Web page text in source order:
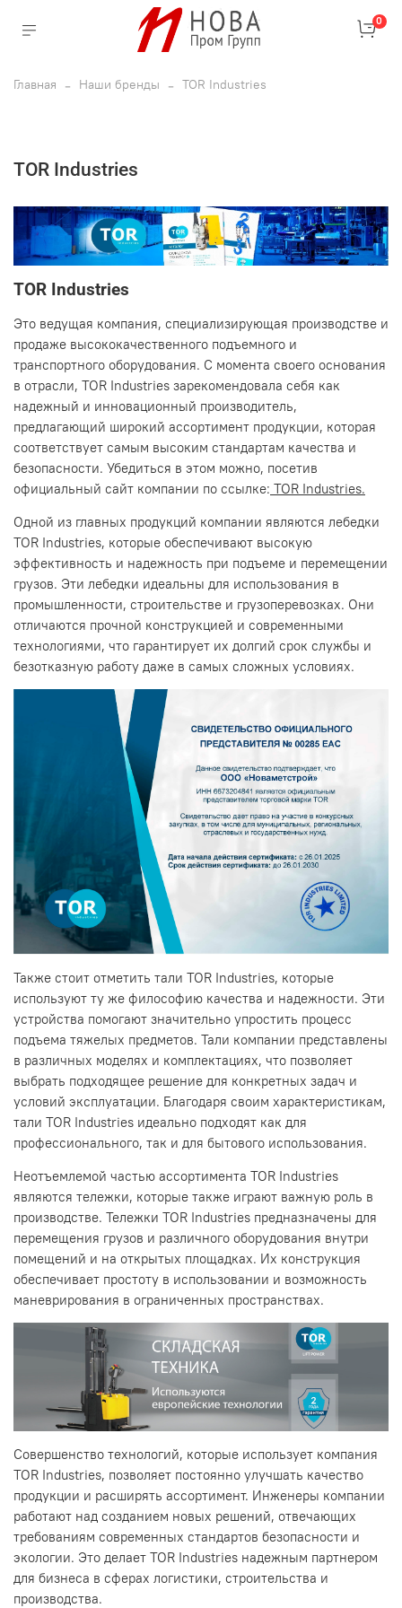
0
Главная Наши бренды TOR Industries
TOR Industries
TOR Industries
Это ведущая компания, специализирующая производстве и
продаже высококачественного подъемного и
транспортного оборудования. С момента своего основания
в отрасли, TOR Industries зарекомендовала себя как
надежный и инновационный производитель,
предлагающий широкий ассортимент продукции, которая
соответствует самым высоким стандартам качества и
безопасности. Убедиться в этом можно, посетив
официальный сайт компании по ссылке: TOR Industries.
Одной из главных продукций компании являются лебедки
TOR Industries, которые обеспечивают высокую
эффективность и надежность при подъеме и перемещении
грузов. Эти лебедки идеальны для использования в
промышленности, строительстве и грузоперевозках. Они
отличаются прочной конструкцией и современными
технологиями, что гарантирует их долгий срок службы и
безотказную работу даже в самых сложных условиях.
Также стоит отметить тали TOR Industries, которые
используют ту же философию качества и надежности. Эти
устройства помогают значительно упростить процесс
подъема тяжелых предметов. Тали компании представлены
в различных моделях и комплектациях, что позволяет
выбрать подходящее решение для конкретных задач и
условий эксплуатации. Благодаря своим характеристикам,
тали TOR Industries идеально подходят как для
профессионального, так и для бытового использования.
Неотъемлемой частью ассортимента TOR Industries
являются тележки, которые также играют важную роль в
производстве. Тележки TOR Industries предназначены для
перемещения грузов и различного оборудования внутри
помещений и на открытых площадках. Их конструкция
обеспечивает простоту в использовании и возможность
маневрирования в ограниченных пространствах.
Совершенство технологий, которые использует компания
TOR Industries, позволяет постоянно улучшать качество
продукции и расширять ассортимент. Инженеры компании
работают над созданием новых решений, отвечающих
требованиям современных стандартов безопасности и
экологии. Это делает TOR Industries надежным партнером
для бизнеса в сферах логистики, строительства и
производства.